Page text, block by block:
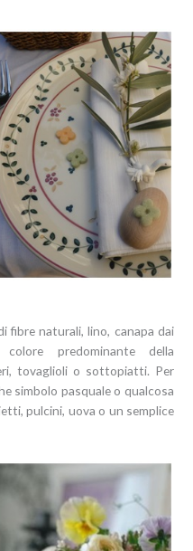
fibre naturali, lino, canapa dai
predominante della
tovaglioli o sottopiatti. Per
simbolo pasquale o qualcosa
pulcini, uova o un semplice